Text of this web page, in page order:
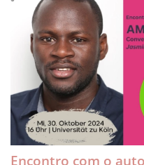
Encontro com o